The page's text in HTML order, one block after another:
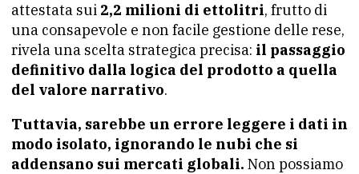
attestata sui 2,2 milioni di ettolitri, frutto di
una consapevole e non facile gestione delle rese,
rivela una scelta strategica precisa: il passaggio
definitivo dalla logica del prodotto a quella
del valore narrativo.
Tuttavia, sarebbe un errore leggere i dati in
modo isolato, ignorando le nubi che si
addensano sui mercati globali. Non possiamo